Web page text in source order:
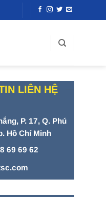
LIÊN HỆ
P. 17, Q. Phú
Hồ Chí Minh
69 69 62